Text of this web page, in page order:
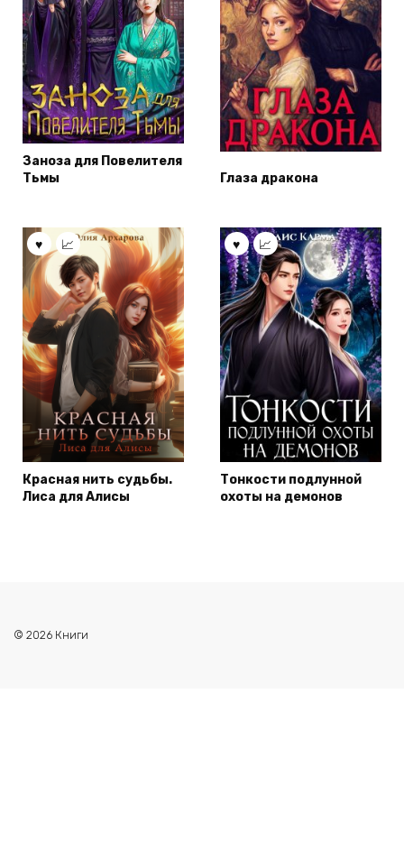
Заноза для Повелителя
Тьмы
Глаза дракона
Красная нить судьбы.
Лиса для Алисы
Тонкости подлунной
охоты на демонов
© 2026 Книги